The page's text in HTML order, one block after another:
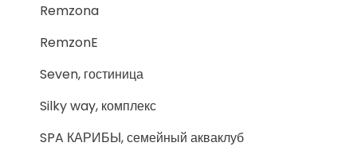
Remzona
RemzonE
Seven, гостиница
Silky way, комплекс
SPA КАРИБЫ, семейный акваклуб